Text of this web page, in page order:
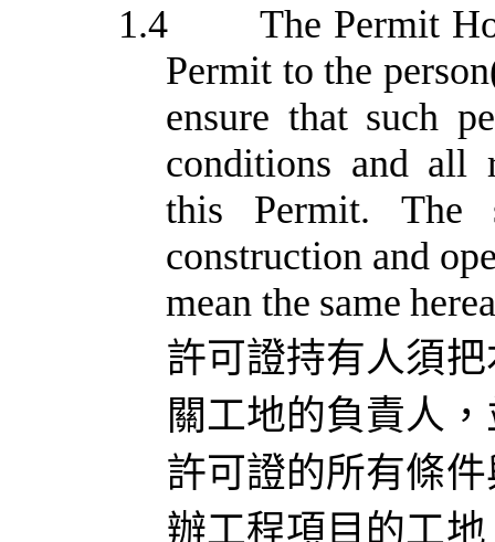
1.4 The Permit
Permit to the
ensure that such
conditions and all
this
Permit. The
construction and
mean the same
許可證持有人須
關工地的負責人
許可證的所有條
辦工程項目的工